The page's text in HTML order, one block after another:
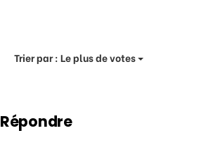
Trier par :Le plus de votes
Répondre